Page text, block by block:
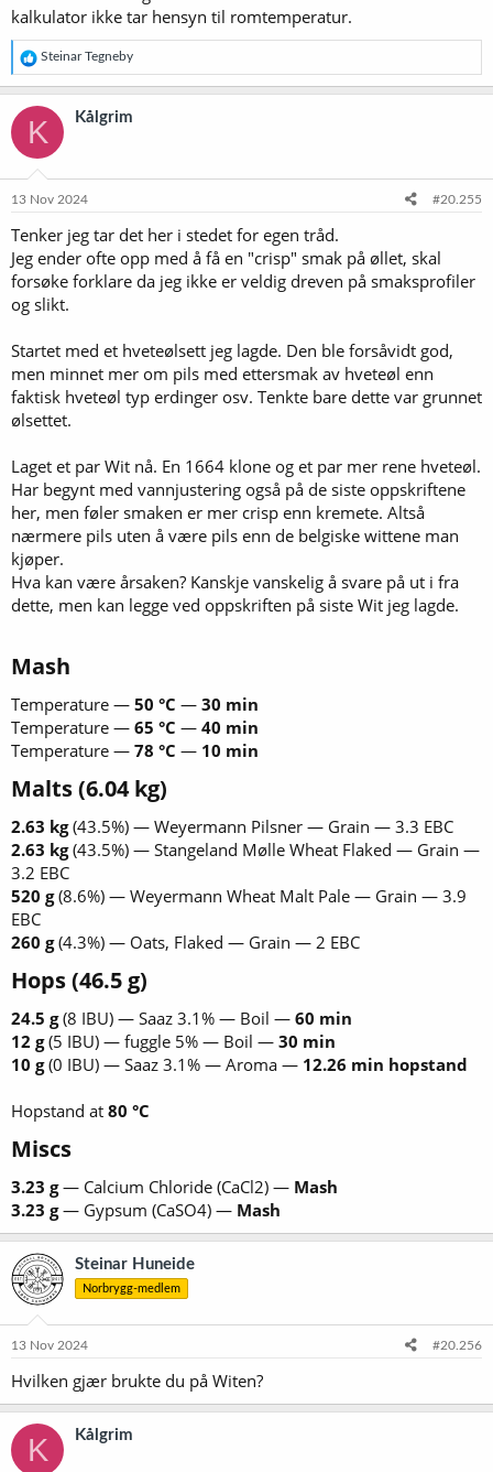
kalkulator ikke tar hensyn til romtemperatur.
R
e
a
k
s
j
o
e
:
Steinar Tegneby
K Kålgrim
13 Nov 2024 #20.255
Tenker jeg tar det her i stedet for egen tråd.
Jeg ender ofte opp med å få en "crisp" smak på øllet, skal
forsøke forklare da jeg ikke er veldig dreven på smaksprofiler
og slikt.
Startet med et hveteølsett jeg lagde. Den ble forsåvidt god,
men minnet mer om pils med ettersmak av hveteøl enn
faktisk hveteøl typ erdinger osv. Tenkte bare dette var grunnet
ølsettet.
Laget et par Wit nå. En 1664 klone og et par mer rene hveteøl.
Har begynt med vannjustering også på de siste oppskriftene
her, men føler smaken er mer crisp enn kremete. Altså
nærmere pils uten å være pils enn de belgiske wittene man
kjøper.
Hva kan være årsaken? Kanskje vanskelig å svare på ut i fra
dette, men kan legge ved oppskriften på siste Wit jeg lagde.
Mash​
Temperature — 50 °C — 30 min
Temperature — 65 °C — 40 min
Temperature — 78 °C — 10 min
Malts(6.04 kg)
2.63 kg(43.5%) — Weyermann Pilsner — Grain — 3.3 EBC
2.63 kg(43.5%) — Stangeland Mølle Wheat Flaked — Grain —
3.2 EBC
520 g(8.6%) — Weyermann Wheat Malt Pale — Grain — 3.9
EBC
260 g(4.3%) — Oats, Flaked — Grain — 2 EBC
Hops(46.5 g)
24.5 g(8 IBU) — Saaz 3.1% — Boil — 60 min
12 g(5 IBU) — fuggle 5% — Boil — 30 min
10 g(0 IBU) — Saaz 3.1% — Aroma — 12.26 min hopstand
Hopstand at 80 °C
Miscs​
3.23 g— Calcium Chloride (CaCl2) — Mash
3.23 g— Gypsum (CaSO4) — Mash
Steinar Huneide
Norbrygg-medlem
13 Nov 2024 #20.256
Hvilken gjær brukte du på Witen?
K Kålgrim